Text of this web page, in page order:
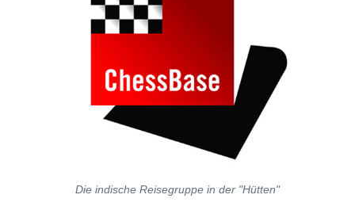
Die indische Reisegruppe in der "Hütten"